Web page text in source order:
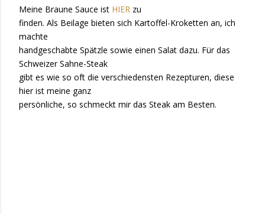
Meine Braune Sauce ist HIER zu
finden. Als Beilage bieten sich Kartoffel-Kroketten an, ich
machte
handgeschabte Spätzle sowie einen Salat dazu. Für das
Schweizer Sahne-Steak
gibt es wie so oft die verschiedensten Rezepturen, diese
hier ist meine ganz
persönliche, so schmeckt mir das Steak am Besten.